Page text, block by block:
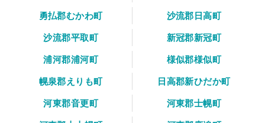
勇払郡むかわ町
沙流郡日高町
沙流郡平取町
新冠郡新冠町
浦河郡浦河町
様似郡様似町
幌泉郡えりも町
日高郡新ひだか町
河東郡音更町
河東郡士幌町